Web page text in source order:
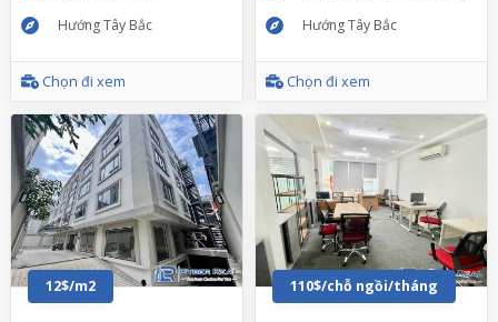
Hướng Tây Bắc
Chọn đi xem
Hướng Tây Bắc
Chọn đi xem
12$/m2 110$/chỗ ngồi/tháng